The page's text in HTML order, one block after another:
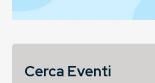
Cerca Eventi